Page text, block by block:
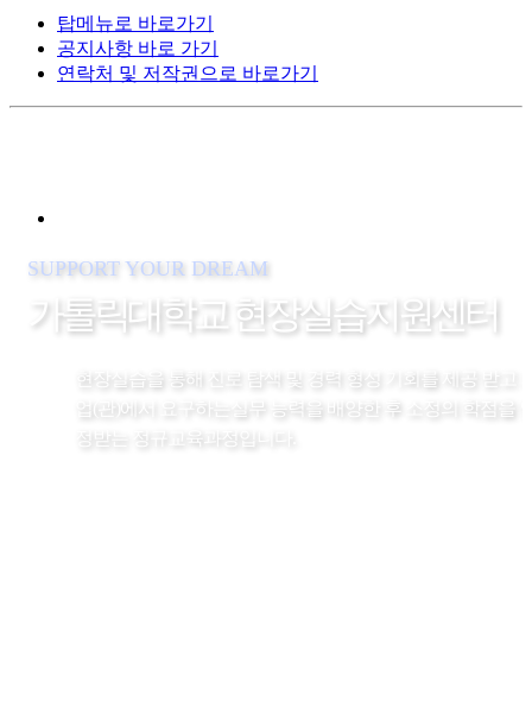
탑메뉴로 바로가기
공지사항 바로 가기
연락처 및 저작권으로 바로가기
SUPPORT YOUR DREAM
가톨릭대학교 현장실습지원센터
현장실습을 통해 진로 탐색 및 경력 형성 기회를 제공 받고
업(관)에서 요구하는실무 능력을 배양한 후
소정의 학점을
정받는 정규교육과정입니다.